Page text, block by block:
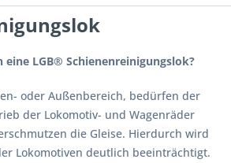
LGB® Schienenreinigungslok?
oder Außenbereich, bedürfen der
der Lokomotiv- und Wagenräder
die Gleise. Hierdurch wird
Lokomotiven deutlich beeinträchtigt.